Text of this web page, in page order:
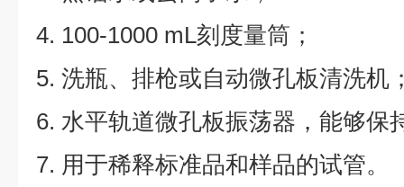
4. 100-1000 mL刻度量筒；
5. 洗瓶、排枪或自动微孔板清洗机
6. 水平轨道微孔板振荡器，能够保
7. 用于稀释标准品和样品的试管。